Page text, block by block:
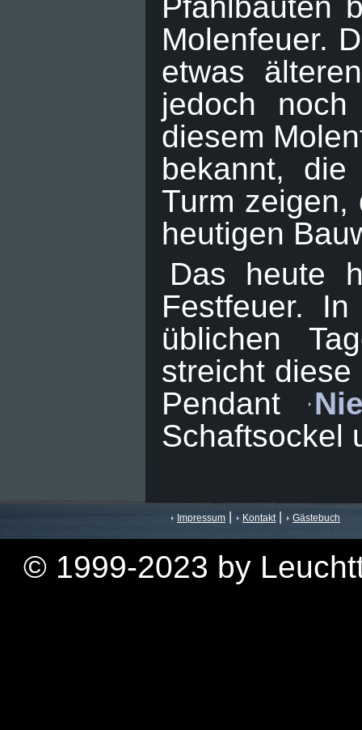
Pfahlbauten
Molenfeuer.
etwas
jedoch
diesem
bekannt,
Turm zeigen,
heutigen
Das heute
Festfeuer.
üblichen
streicht
Pendant
Schaftsockel
Impressum Kontakt Gästebuch
© 1999-2023 by